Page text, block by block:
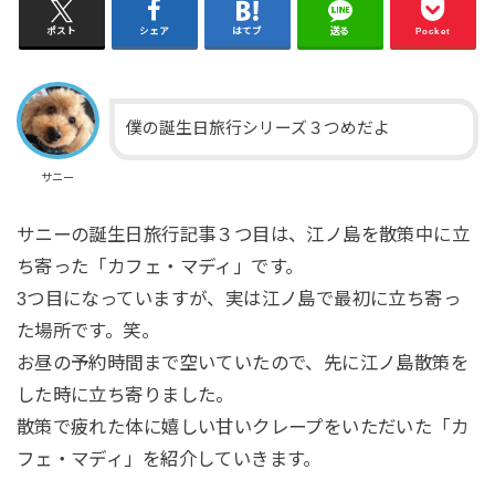
ポスト シェア はてブ 送る Pocket
サニー
僕の誕生日旅行シリーズ３つめだよ
サニーの誕生日旅行記事３つ目は、江ノ島を散策中に立
ち寄った「カフェ・マディ」です。
3つ目になっていますが、実は江ノ島で最初に立ち寄っ
た場所です。笑。
お昼の予約時間まで空いていたので、先に江ノ島散策を
した時に立ち寄りました。
散策で疲れた体に嬉しい甘いクレープをいただいた「カ
フェ・マディ」を紹介していきます。